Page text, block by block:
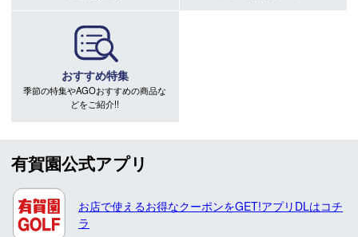
おすすめ特集
季節の特集やAGOおすすめの商品な
どをご紹介!!
有賀園公式アプリ
お店で使えるお得なクーポンをGET!アプリDLはコチ
ラ